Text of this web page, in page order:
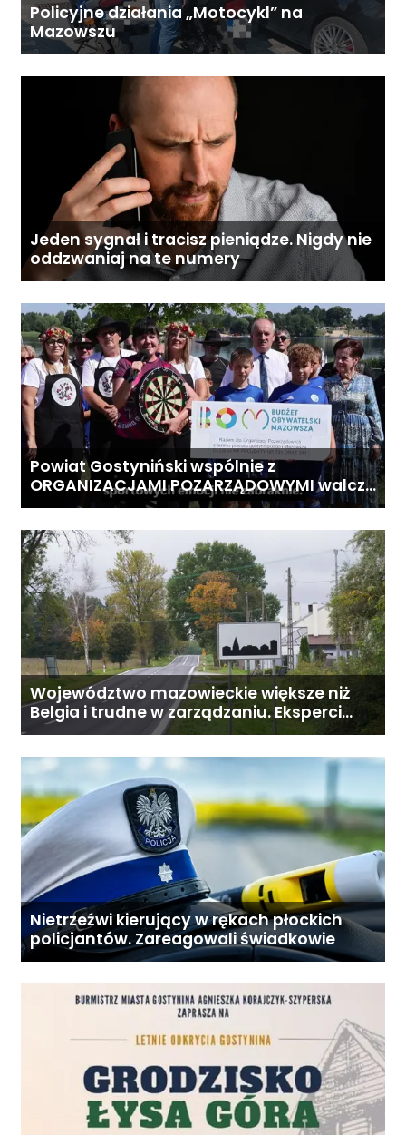
Policyjne działania „Motocykl” na
Mazowszu
Jeden sygnał i tracisz pieniądze. Nigdy nie
oddzwaniaj na te numery
Powiat Gostyniński wspólnie z
ORGANIZACJAMI POZARZĄDOWYMI walczą
o środki z Budżetu Obywatelskiego
terenu!
Województwo mazowieckie większe niż
Belgia i trudne w zarządzaniu. Eksperci
proponują podział centralnej Polski
Nietrzeźwi kierujący w rękach płockich
policjantów. Zareagowali świadkowie